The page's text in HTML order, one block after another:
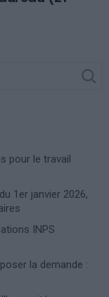
pour le travail
1er janvier 2026,
INPS
la demande :